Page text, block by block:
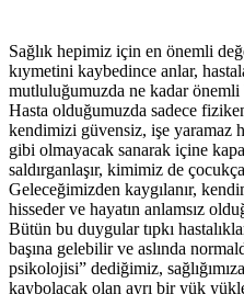
Sağlık hepimiz için en önemli
kıymetini kaybedince anlar,
mutluluğumuzda ne kadar
Hasta olduğumuzda sadece
kendimizi güvensiz, işe yaramaz
gibi olmayacak sanarak içine
saldırganlaşır, kimimiz de
Geleceğimizden kaygılanır,
hisseder ve hayatın anlamsız
Bütün bu duygular tıpkı
başına gelebilir ve aslında
psikolojisi” dediğimiz,
kaybolacak olan ayrı bir yük